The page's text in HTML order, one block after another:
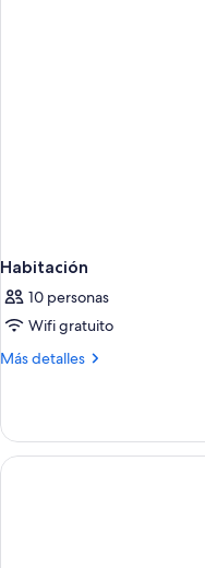
Habitación
10 personas
Wifi gratuito
Más detalles
Más